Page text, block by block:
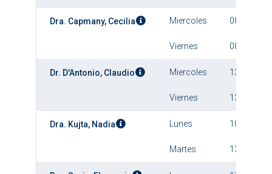
Dra. Capmany, Cecilia Miercoles 08:00
Viernes 08:00
Dr. D'Antonio, Claudio Miercoles 13:00
Viernes 13:00
Dra. Kujta, Nadia Lunes 10:00
Martes 13:00